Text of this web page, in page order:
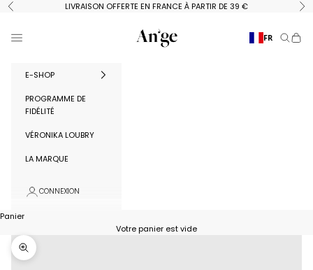
Passer au contenu
Précédent LIVRAISON OFFERTE EN FRANCE À PARTIR DE 39 €
Ange Paris
Menu FR
E-SHOP
PROGRAMME DE
FIDÉLITÉ
VÉRONIKA LOUBRY
LA MARQUE
CONNEXION
Panier
Votre panier est vide
Zoomer sur l'image